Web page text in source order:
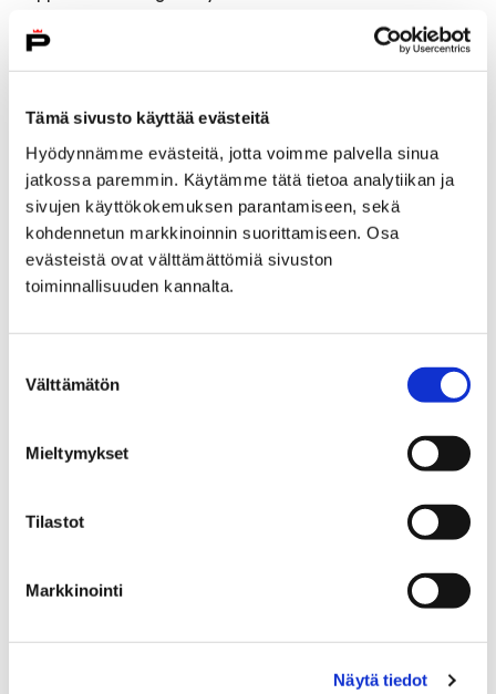
Tämä sivusto käyttää evästeitä
Hyödynnämme evästeitä, jotta voimme palvella sinua
jatkossa paremmin. Käytämme tätä tietoa analytiikan ja
sivujen käyttökokemuksen parantamiseen, sekä
kohdennetun markkinoinnin suorittamiseen. Osa
evästeistä ovat välttämättömiä sivuston
toiminnallisuuden kannalta.
valinta
Välttämätön
Mieltymykset
Tilastot
Markkinointi
Näytä tiedot
Mitä ja Missä?
Keksimme hauskoja tapoja tutustua
kokkailemme, katsomme elokuvia, pelailemme ja
järjestämme pieniä tapahtumia. Ryhmässä pääsee
vaikuttamaan siihen mitä yhdessä tehdään.
Nuokkakarhun Instagramista löytyy meidän
toiminnasta kuvia #searchingforinternationality.
toteuttamaan leirejä, tule mukaan! Käy vaikka ensin
Tapaamme kerran viikossa, useimmiten keskustan
(yhteystiedot alempana) niin pääset mukaan ja saat